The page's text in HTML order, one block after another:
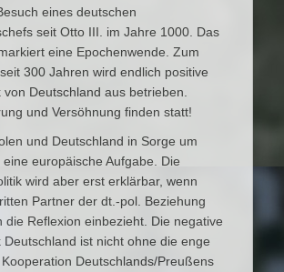
eines deutschen
seit Otto III. im Jahre 1000. Das
eine Epochenwende. Zum
300 Jahren wird endlich positive
von Deutschland aus betrieben.
und Versöhnung finden statt!
und Deutschland in Sorge um
eine europäische Aufgabe. Die
wird aber erst erklärbar, wenn
Partner der dt.-pol. Beziehung
die Reflexion einbezieht. Die negative
Deutschland ist nicht ohne die enge
Deutschlands/Preußens